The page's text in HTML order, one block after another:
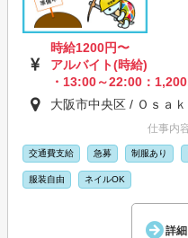
時給1200円〜
アルバイト(時給)
・13:00～22:00：
大阪市中央区 / Ｏｓａ
仕事内
交通費支給 急募 制服あり
服装自由 ネイルOK
詳